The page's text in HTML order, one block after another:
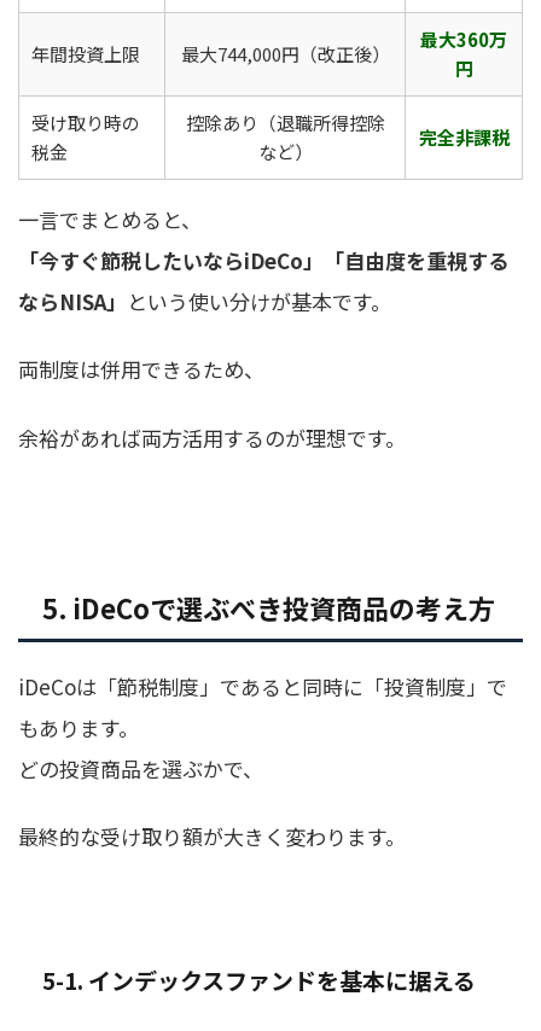
年間投資上限 最大744,000円（改正後）
最大360万
円
受け取り時の
税金
控除あり（退職所得控除
など）
完全非課税
一言でまとめると、
「今すぐ節税したいならiDeCo」「自由度を重視する
ならNISA」 という使い分けが基本です。
両制度は併用できるため、
余裕があれば両方活用するのが理想です。
5. iDeCoで選ぶべき投資商品の考え方
iDeCoは「節税制度」であると同時に「投資制度」で
もあります。
どの投資商品を選ぶかで、
最終的な受け取り額が大きく変わります。
5-1. インデックスファンドを基本に据える